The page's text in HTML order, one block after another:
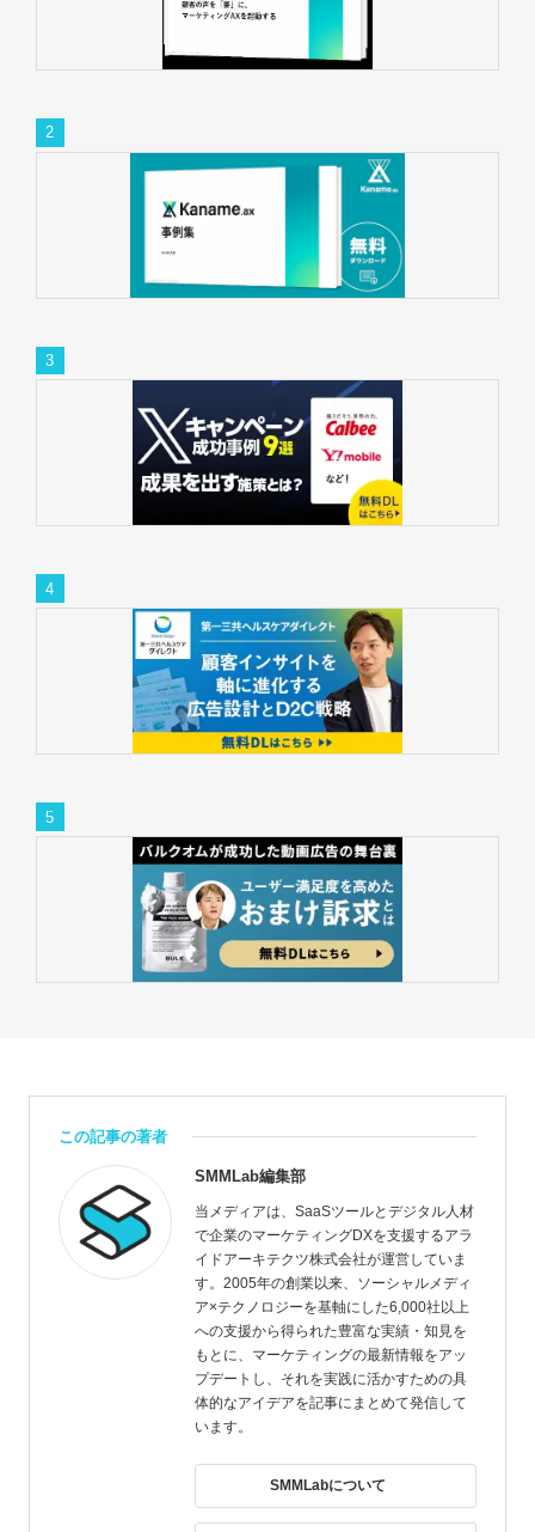
この記事の著者
SMMLab編集部
当メディアは、SaaSツールとデジタル人材
で企業のマーケティングDXを支援するアラ
イドアーキテクツ株式会社が運営していま
す。2005年の創業以来、ソーシャルメディ
ア×テクノロジーを基軸にした6,000社以上
への支援から得られた豊富な実績・知見を
もとに、マーケティングの最新情報をアッ
プデートし、それを実践に活かすための具
体的なアイデアを記事にまとめて発信して
います。
SMMLabについて